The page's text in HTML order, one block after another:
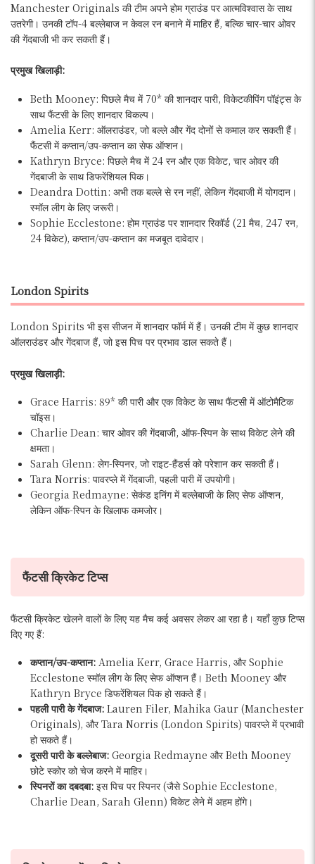
Manchester Originals की टीम अपने होम ग्राउंड पर आत्मविश्वास के साथ
उतरेगी। उनकी टॉप-4 बल्लेबाज न केवल रन बनाने में माहिर हैं, बल्कि चार-चार ओवर
की गेंदबाजी भी कर सकती हैं।
प्रमुख खिलाड़ी:
Beth Mooney: पिछले मैच में 70* की शानदार पारी, विकेटकीपिंग पॉइंट्स के
साथ फैंटसी के लिए शानदार विकल्प।
Amelia Kerr: ऑलराउंडर, जो बल्ले और गेंद दोनों से कमाल कर सकती हैं।
फैंटसी में कप्तान/उप-कप्तान का सेफ ऑप्शन।
Kathryn Bryce: पिछले मैच में 24 रन और एक विकेट, चार ओवर की
गेंदबाजी के साथ डिफरेंशियल पिक।
Deandra Dottin: अभी तक बल्ले से रन नहीं, लेकिन गेंदबाजी में योगदान।
स्मॉल लीग के लिए जरूरी।
Sophie Ecclestone: होम ग्राउंड पर शानदार रिकॉर्ड (21 मैच, 247 रन,
24 विकेट), कप्तान/उप-कप्तान का मजबूत दावेदार।
London Spirits
London Spirits भी इस सीजन में शानदार फॉर्म में हैं। उनकी टीम में कुछ शानदार
ऑलराउंडर और गेंदबाज हैं, जो इस पिच पर प्रभाव डाल सकते हैं।
प्रमुख खिलाड़ी:
Grace Harris: 89* की पारी और एक विकेट के साथ फैंटसी में ऑटोमैटिक
चॉइस।
Charlie Dean: चार ओवर की गेंदबाजी, ऑफ-स्पिन के साथ विकेट लेने की
क्षमता।
Sarah Glenn: लेग-स्पिनर, जो राइट-हैंडर्स को परेशान कर सकती हैं।
Tara Norris: पावरप्ले में गेंदबाजी, पहली पारी में उपयोगी।
Georgia Redmayne: सेकंड इनिंग में बल्लेबाजी के लिए सेफ ऑप्शन,
लेकिन ऑफ-स्पिन के खिलाफ कमजोर।
फैंटसी क्रिकेट टिप्स
फैंटसी क्रिकेट खेलने वालों के लिए यह मैच कई अवसर लेकर आ रहा है। यहाँ कुछ टिप्स
दिए गए हैं:
कप्तान/उप-कप्तान: Amelia Kerr, Grace Harris, और Sophie
Ecclestone स्मॉल लीग के लिए सेफ ऑप्शन हैं। Beth Mooney और
Kathryn Bryce डिफरेंशियल पिक हो सकते हैं।
पहली पारी के गेंदबाज: Lauren Filer, Mahika Gaur (Manchester
Originals), और Tara Norris (London Spirits) पावरप्ले में प्रभावी
हो सकते हैं।
दूसरी पारी के बल्लेबाज: Georgia Redmayne और Beth Mooney
छोटे स्कोर को चेज करने में माहिर।
स्पिनरों का दबदबा: इस पिच पर स्पिनर (जैसे Sophie Ecclestone,
Charlie Dean, Sarah Glenn) विकेट लेने में अहम होंगे।